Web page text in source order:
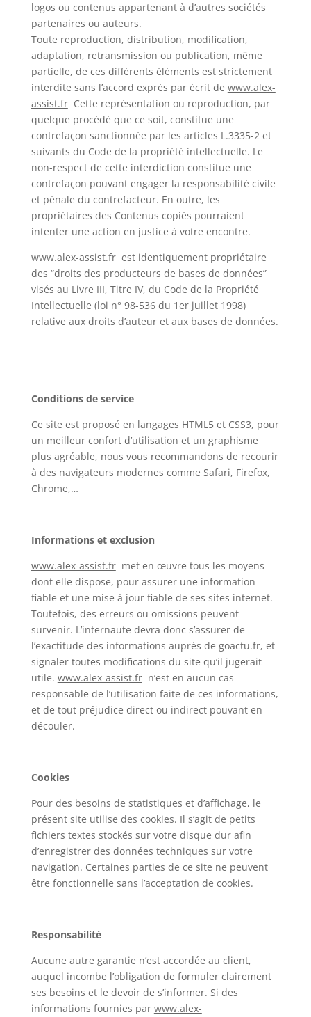
logos ou contenus appartenant à d’autres sociétés
partenaires ou auteurs.
Toute reproduction, distribution, modification,
adaptation, retransmission ou publication, même
partielle, de ces différents éléments est strictement
interdite sans l’accord exprès par écrit de www.alex-
assist.frCette représentation ou reproduction, par
quelque procédé que ce soit, constitue une
contrefaçon sanctionnée par les articles L.3335-2 et
suivants du Code de la propriété intellectuelle. Le
non-respect de cette interdiction constitue une
contrefaçon pouvant engager la responsabilité civile
et pénale du contrefacteur. En outre, les
propriétaires des Contenus copiés pourraient
intenter une action en justice à votre encontre.
www.alex-assist.frest identiquement propriétaire
des “droits des producteurs de bases de données”
visés au Livre III, Titre IV, du Code de la Propriété
Intellectuelle (loi n° 98-536 du 1er juillet 1998)
relative aux droits d’auteur et aux bases de données.
Conditions de service
Ce site est proposé en langages HTML5 et CSS3, pour
un meilleur confort d’utilisation et un graphisme
plus agréable, nous vous recommandons de recourir
à des navigateurs modernes comme Safari, Firefox,
Chrome,…
Informations et exclusion
www.alex-assist.frmet en œuvre tous les moyens
dont elle dispose, pour assurer une information
fiable et une mise à jour fiable de ses sites internet.
Toutefois, des erreurs ou omissions peuvent
survenir. L’internaute devra donc s’assurer de
l’exactitude des informations auprès de goactu.fr, et
signaler toutes modifications du site qu’il jugerait
utile. www.alex-assist.frn’est en aucun cas
responsable de l’utilisation faite de ces informations,
et de tout préjudice direct ou indirect pouvant en
découler.
Cookies
Pour des besoins de statistiques et d’affichage, le
présent site utilise des cookies. Il s’agit de petits
fichiers textes stockés sur votre disque dur afin
d’enregistrer des données techniques sur votre
navigation. Certaines parties de ce site ne peuvent
être fonctionnelle sans l’acceptation de cookies.
Responsabilité
Aucune autre garantie n’est accordée au client,
auquel incombe l’obligation de formuler clairement
ses besoins et le devoir de s’informer. Si des
informations fournies par www.alex-